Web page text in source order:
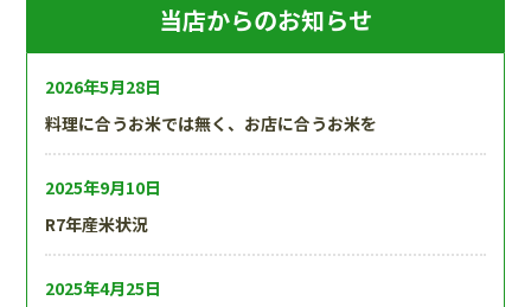
当店からのお知らせ
2026年5月28日
料理に合うお米では無く、お店に合うお米を
2025年9月10日
R7年産米状況
2025年4月25日